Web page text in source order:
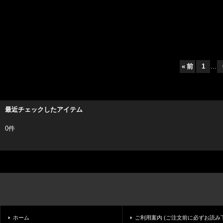
« 前 1 ...
最近チェックしたアイテム
0件
ホーム
ご利用案内 (ご注文前に必ずお読み